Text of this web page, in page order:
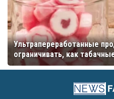
Ультрапереработанные
ограничивать, как